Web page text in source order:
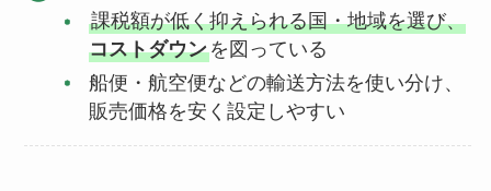
課税額が低く抑えられる国・地域を選び、
コストダウンを図っている
船便・航空便などの輸送方法を使い分け、
販売価格を安く設定しやすい